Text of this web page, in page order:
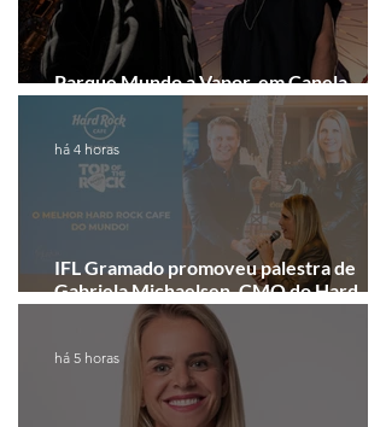
Parque Mundo a Vapor, em Canela,
recebe festival eletrônico em agosto
IFL Gramado promoveu palestra de
Gabriela Michaelsen, CMO do Hard
Rock Cafe Gramado
há 4 horas
há 5 horas